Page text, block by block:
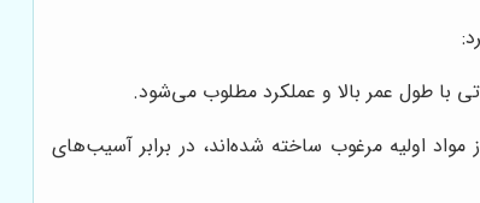
با طول عمر بالا و عملکرد مطلوب می‌شود.
اولیه مرغوب ساخته شده‌اند، در برابر آسیب‌های